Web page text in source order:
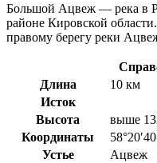
Большой Ацвеж — река в
районе Кировской
правому берегу реки
Длина
10 км
Исток
Высота
выше
Координаты
Устье
Ацвеж